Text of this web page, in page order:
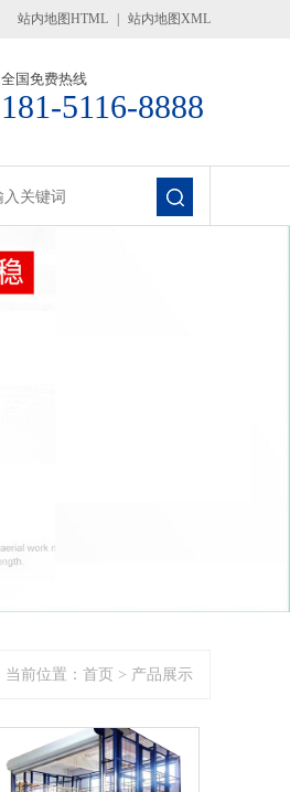
站内地图HTML 站内地图XML
全国免费热线
181-5116-8888
当前位置： 首页 > 产品展示